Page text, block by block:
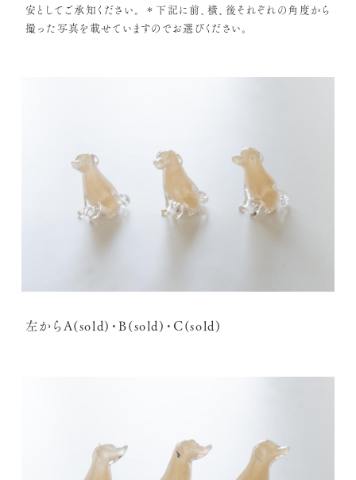
安としてご承知ください。 ＊下記に前、横、後それぞれの角度から
撮った写真を載せていますのでお選びください。
左からA(sold)・B(sold)・C(sold)